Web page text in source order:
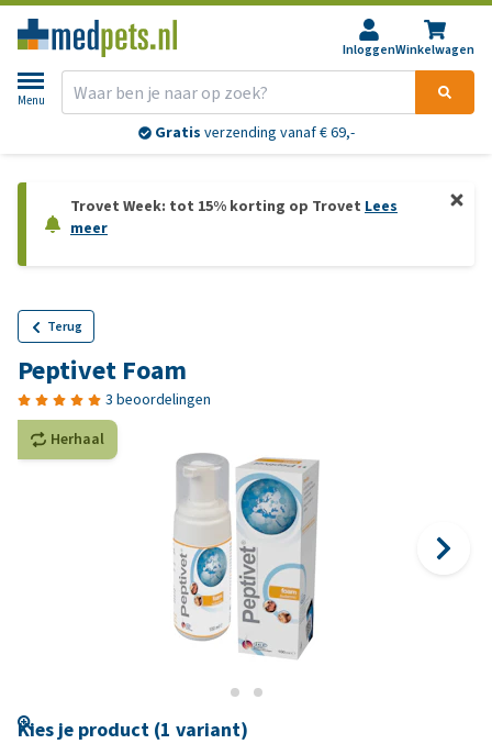
InloggenWinkelwagen
Menu
Gratis verzending vanaf € 69,-
Trovet Week: tot 15% korting op Trovet Lees
meer
Terug
Peptivet Foam
3 beoordelingen
Herhaal
Kies je product (1 variant)